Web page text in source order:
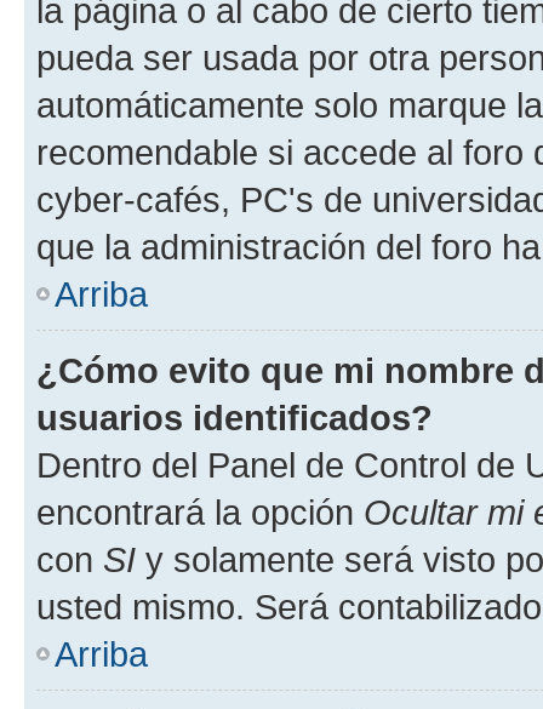
la página o al cabo de cierto
pueda ser usada por otra
automáticamente solo marque
recomendable si accede al foro
cyber-cafés, PC's de
que la administración del foro
Arriba
¿Cómo evito que mi nombre
usuarios identificados?
Dentro del Panel de Control de
encontrará la opción Ocultar mi
con SI y solamente será visto
usted mismo. Será
Arriba